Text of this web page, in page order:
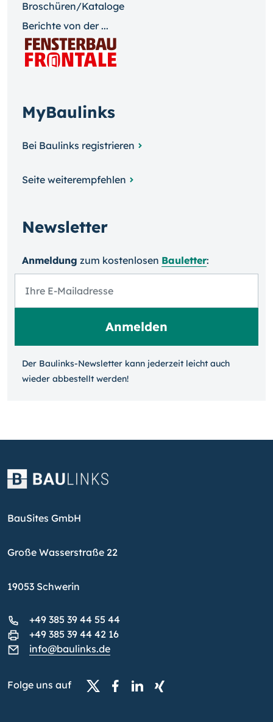
Broschüren/Kataloge
Berichte von der ...
MyBaulinks
Bei Baulinks registrieren
Seite weiterempfehlen
Newsletter
Anmeldung zum kosten­losen Bauletter:
Der Baulinks-Newsletter kann jeder­zeit leicht auch
wieder ab­bestellt werden!
BauSites GmbH
Große Wasserstraße 22
19053 Schwerin
+49 385 39 44 55 44
+49 385 39 44 42 16
info@baulinks.de
Folge uns auf